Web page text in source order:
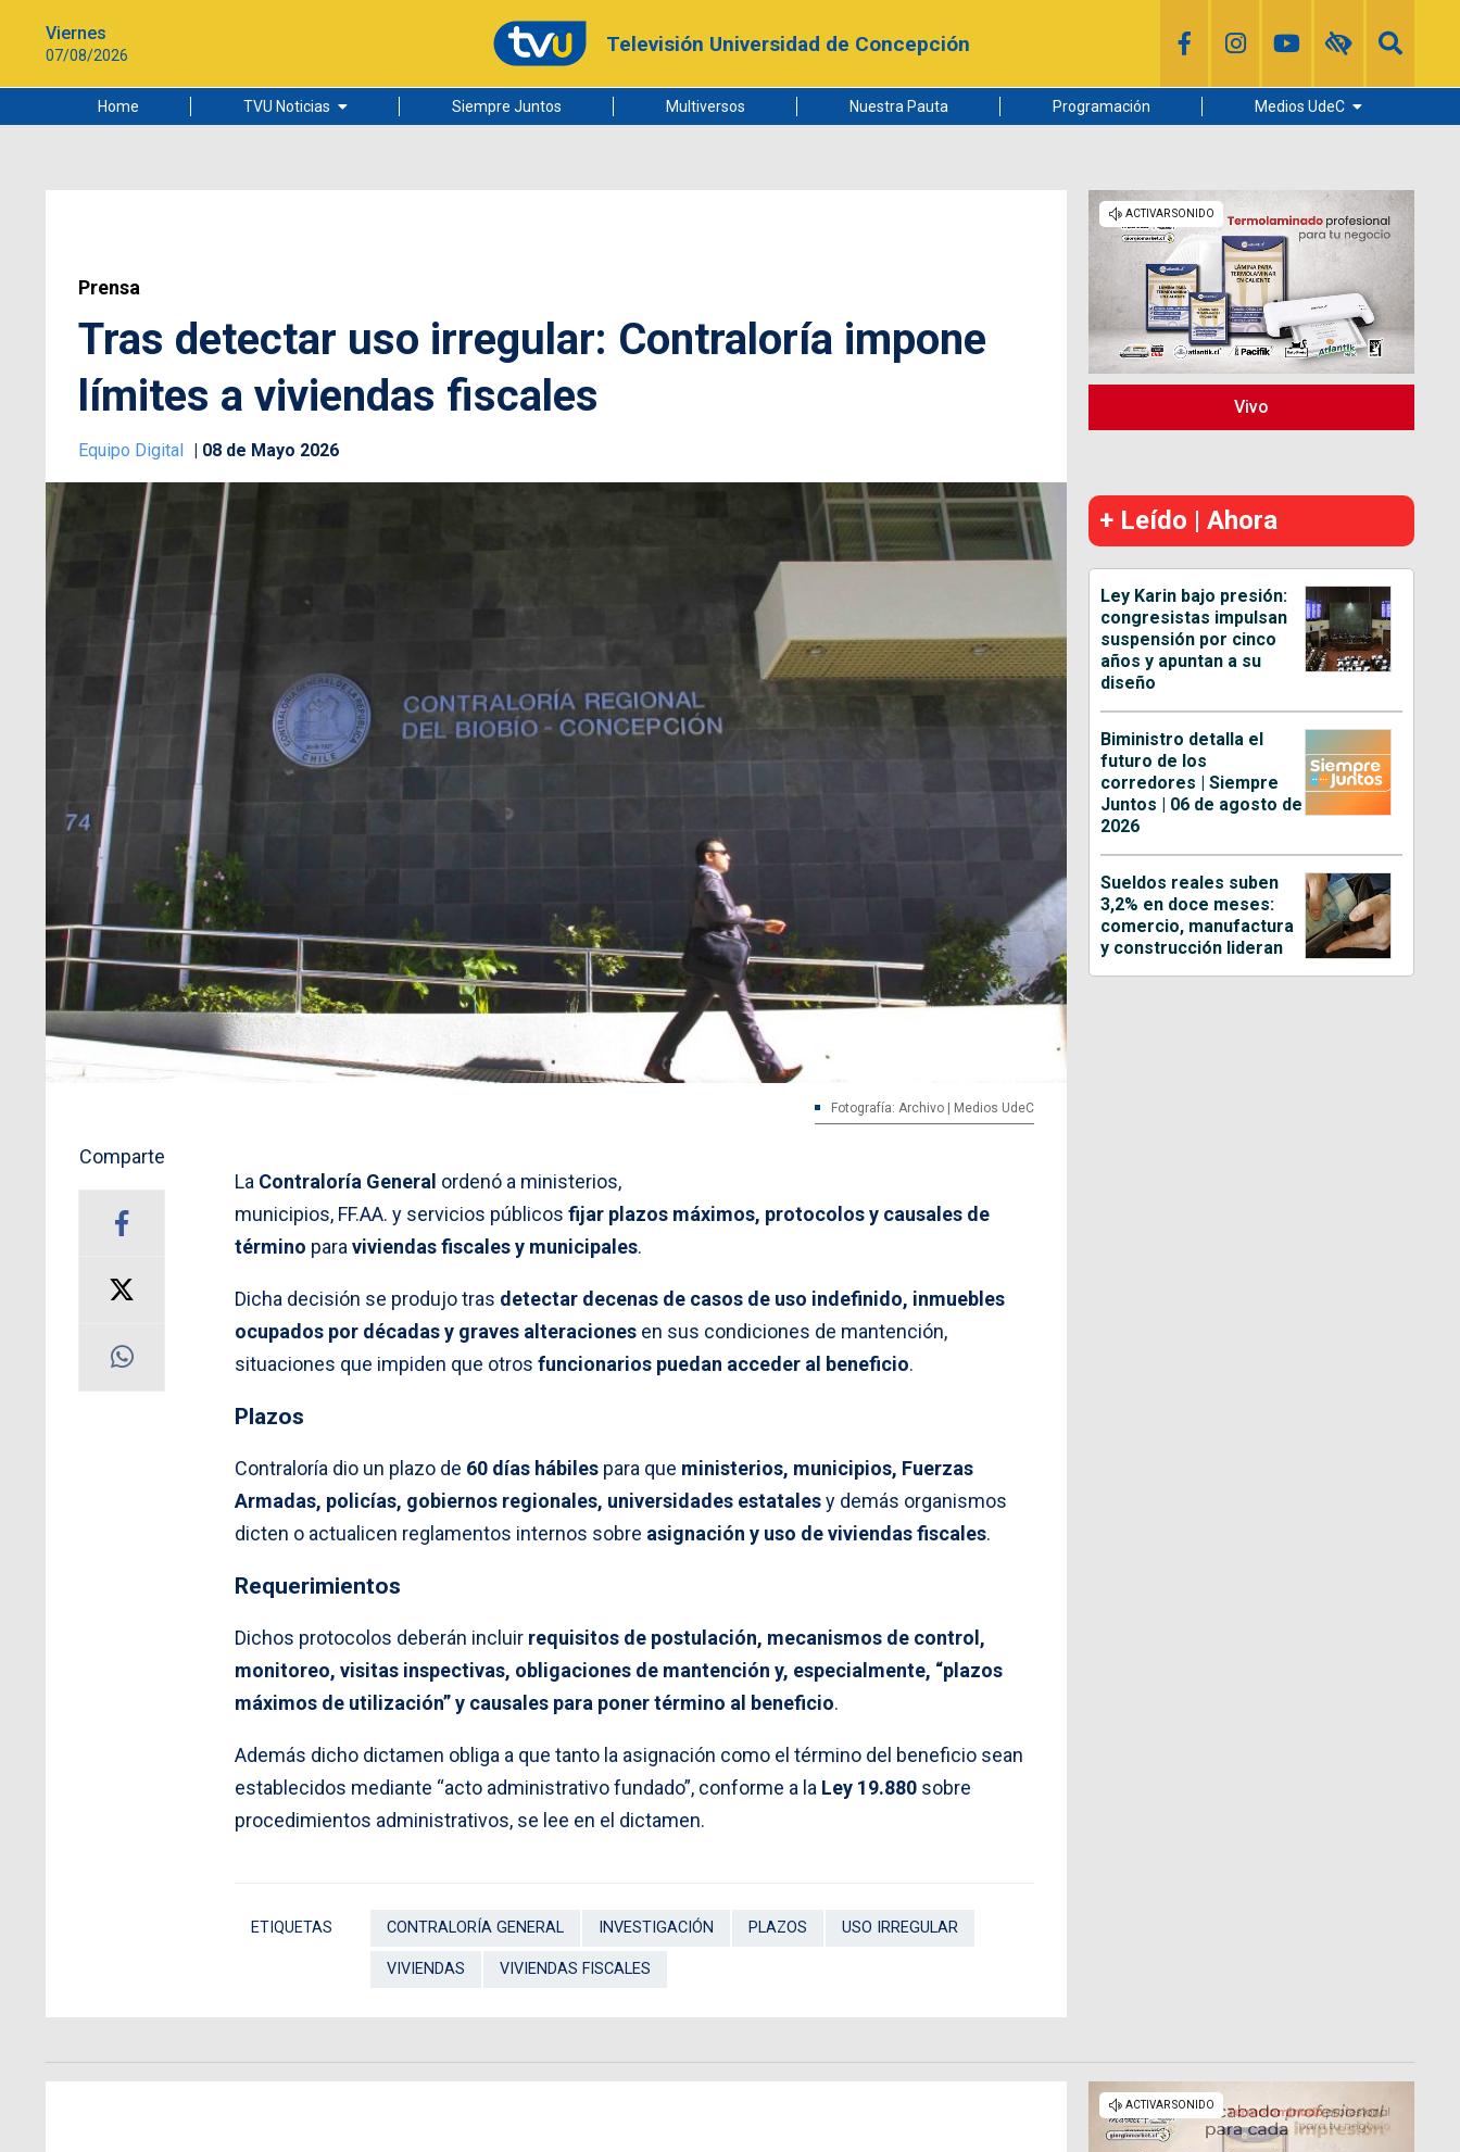
Viernes
07/08/2026 Televisión Universidad de Concepción
Home TVU Noticias
Ciudad
Siempre Juntos Multiversos Nuestra Pauta Programación Medios UdeC
Radio UdeC
Noticias UdeC
La Discusión
Prensa
Tras detectar uso irregular: Contraloría impone
límites a viviendas fiscales
Equipo Digital 08 de Mayo 2026
Fotografía: Archivo | Medios UdeC
Comparte
La Contraloría General ordenó a ministerios,
municipios, FF.AA. y servicios públicos fijar plazos máximos, protocolos y causales de
término para viviendas fiscales y municipales.
Dicha decisión se produjo tras detectar decenas de casos de uso indefinido, inmuebles
ocupados por décadas y graves alteraciones en sus condiciones de mantención,
situaciones que impiden que otros funcionarios puedan acceder al beneficio.
Plazos
Contraloría dio un plazo de 60 días hábiles para que ministerios, municipios, Fuerzas
Armadas, policías, gobiernos regionales, universidades estatalesy demás organismos
dicten o actualicen reglamentos internos sobre asignación y uso de viviendas fiscales.
Requerimientos
Dichos protocolos deberán incluir requisitos de postulación, mecanismos de control,
monitoreo, visitas inspectivas, obligaciones de mantención y, especialmente, “plazos
máximos de utilización” y causales para poner término al beneficio.
Además dicho dictamen obliga a que tanto la asignación como el término del beneficio sean
establecidos mediante “acto administrativo fundado”, conforme a la Ley 19.880 sobre
procedimientos administrativos, se lee en el dictamen.
ETIQUETAS CONTRALORÍA GENERAL INVESTIGACIÓN PLAZOS USO IRREGULAR
VIVIENDAS VIVIENDAS FISCALES
Vivo
+ Leído | Ahora
Ley Karin bajo presión:
congresistas impulsan
suspensión por cinco
años y apuntan a su
diseño
Biministro detalla el
futuro de los
corredores | Siempre
Juntos | 06 de agosto de
2026
Sueldos reales suben
3,2% en doce meses:
comercio, manufactura
y construcción lideran